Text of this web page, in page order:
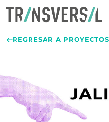
REGRESAR A PROYECTOS